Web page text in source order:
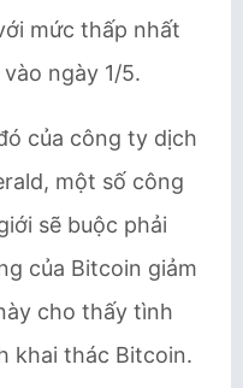
mức thấp nhất
ngày 1/5.
của công ty dịch
một số công
sẽ buộc phải
của Bitcoin giảm
cho thấy tình
khai thác Bitcoin.